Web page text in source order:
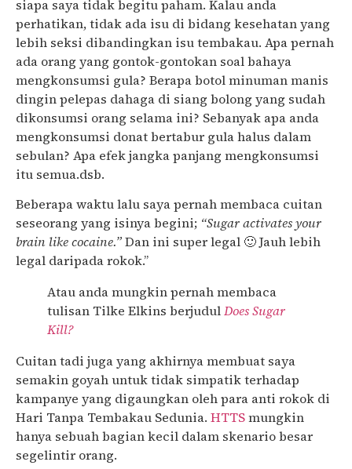
siapa saya tidak begitu paham. Kalau anda
perhatikan, tidak ada isu di bidang kesehatan yang
lebih seksi dibandingkan isu tembakau. Apa pernah
ada orang yang gontok-gontokan soal bahaya
mengkonsumsi gula? Berapa botol minuman manis
dingin pelepas dahaga di siang bolong yang sudah
dikonsumsi orang selama ini? Sebanyak apa anda
mengkonsumsi donat bertabur gula halus dalam
sebulan? Apa efek jangka panjang mengkonsumsi
itu semua.dsb.
Beberapa waktu lalu saya pernah membaca cuitan
seseorang yang isinya begini; “Sugar activates your
brain like cocaine.”Dan ini super legal 🙂 Jauh lebih
legal daripada rokok.”
Atau anda mungkin pernah membaca
tulisan Tilke Elkins berjudulDoes Sugar
Kill?
Cuitan tadi juga yang akhirnya membuat saya
semakin goyah untuk tidak simpatik terhadap
kampanye yang digaungkan oleh para anti rokok di
Hari Tanpa Tembakau Sedunia. HTTSmungkin
hanya sebuah bagian kecil dalam skenario besar
segelintir orang.